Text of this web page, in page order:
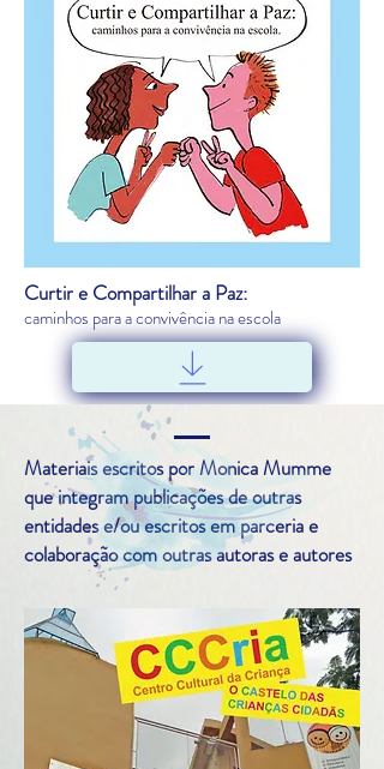
Curtir e Compartilhar a Paz:
caminhos para a convivência na escola
Materiais escritos por Monica Mumme
que integram publicações de outras
entidadese/ou escritos em parceria e
colaboração com outras autoras e autores